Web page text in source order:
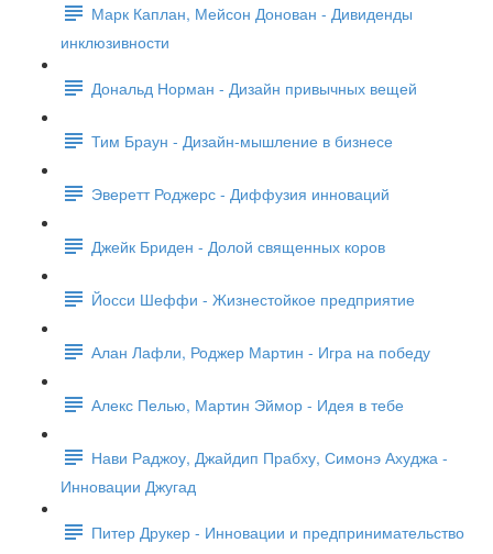
Марк Каплан, Мейсон Донован - Дивиденды
инклюзивности
Дональд Норман - Дизайн привычных вещей
Тим Браун - Дизайн-мышление в бизнесе
Эверетт Роджерс - Диффузия инноваций
Джейк Бриден - Долой священных коров
Йосси Шеффи - Жизнестойкое предприятие
Алан Лафли, Роджер Мартин - Игра на победу
Алекс Пелью, Мартин Эймор - Идея в тебе
Нави Раджоу, Джайдип Прабху, Симонэ Ахуджа -
Инновации Джугад
Питер Друкер - Инновации и предпринимательство